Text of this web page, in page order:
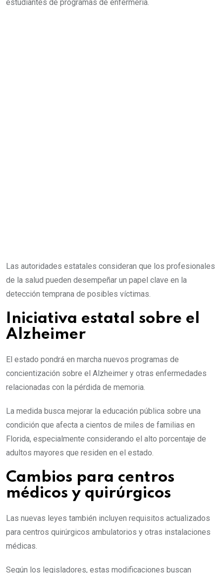
estudiantes de programas de enfermería.
Las autoridades estatales consideran que los profesionales
de la salud pueden desempeñar un papel clave en la
detección temprana de posibles víctimas.
Iniciativa estatal sobre el
Alzheimer
El estado pondrá en marcha nuevos programas de
concientización sobre el Alzheimer y otras enfermedades
relacionadas con la pérdida de memoria.
La medida busca mejorar la educación pública sobre una
condición que afecta a cientos de miles de familias en
Florida, especialmente considerando el alto porcentaje de
adultos mayores que residen en el estado.
Cambios para centros
médicos y quirúrgicos
Las nuevas leyes también incluyen requisitos actualizados
para centros quirúrgicos ambulatorios y otras instalaciones
médicas.
Según los legisladores, estas modificaciones buscan